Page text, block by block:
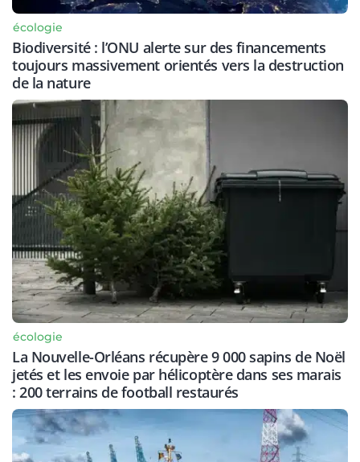
écologie
Biodiversité : l’ONU alerte sur des financements
toujours massivement orientés vers la destruction
de la nature
écologie
La Nouvelle-Orléans récupère 9 000 sapins de Noël
jetés et les envoie par hélicoptère dans ses marais
: 200 terrains de football restaurés